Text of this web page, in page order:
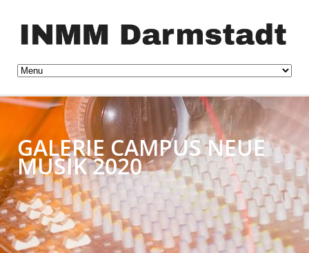
GALERIE CAMPUS NEUE
MUSIK 2020